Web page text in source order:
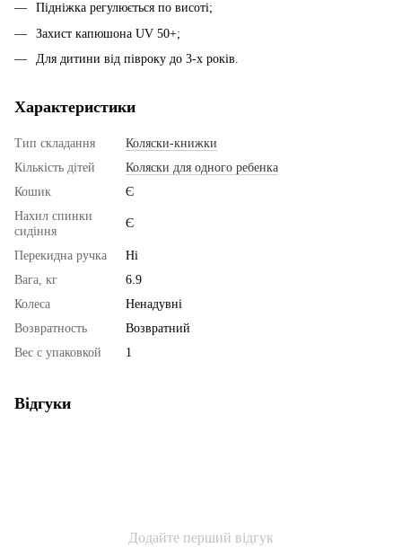
Підніжка регулюється по висоті;
Захист капюшона UV 50+;
Для дитини від півроку до 3-х років.
Характеристики
Тип складання
Коляски-книжки
Кількість дітей
Коляски для одного ребенка
Кошик
Є
Нахил спинки
сидіння
Є
Перекидна ручка
Ні
Вага, кг
6.9
Колеса
Ненадувні
Возвратность
Возвратний
Вес с упаковкой
1
Відгуки
Додайте перший відгук